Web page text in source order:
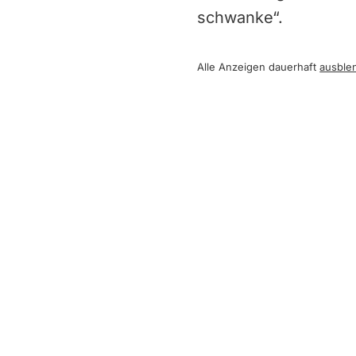
schwanke“.
Alle Anzeigen dauerhaft